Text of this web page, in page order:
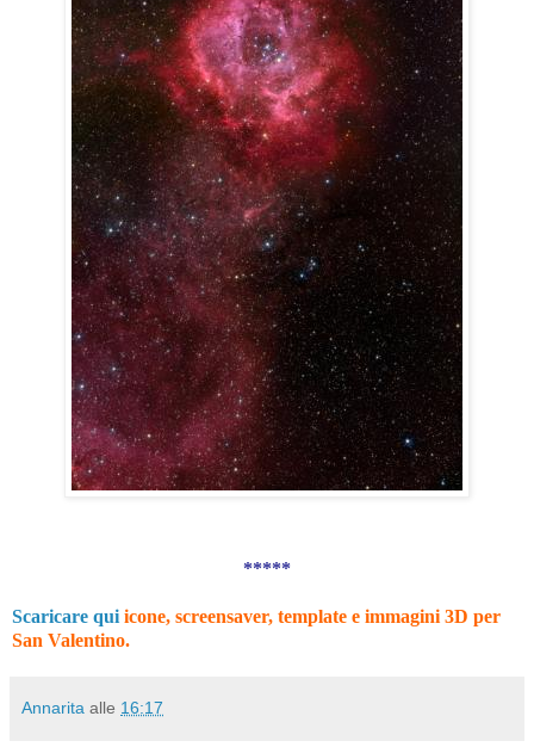
*****
Scaricare qui icone, screensaver, template e immagini 3D per
San Valentino.
Annarita alle 16:17